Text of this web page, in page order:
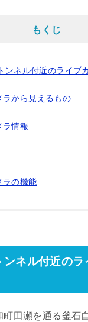
もくじ
ンネル付近のライブ
ラから見えるもの
ラ情報
ラの機能
ンネル付近のラ
田瀬を通る釜石